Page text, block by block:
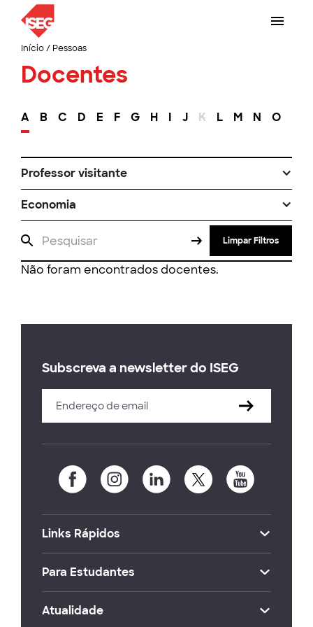
Início/ Pessoas
Docentes
A B C D E F G H I J K L M N O
Professor visitante
Economia
Limpar Filtros
Não foram encontrados docentes.
Subscreva a newsletter do ISEG
Links Rápidos
Para Estudantes
Atualidade